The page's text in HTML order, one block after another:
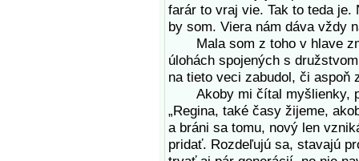
farár to vraj vie. Tak to teda
by som. Viera nám dáva vždy
Mala som z toho v hlave
úlohách spojených s
na tieto veci zabudol, či aspoň
Akoby mi čítal myšlienky,
„Regina, také časy žijeme,
a bráni sa tomu, nový len
pridať. Rozdeľujú sa, stavajú